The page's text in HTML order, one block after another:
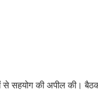
की अपील की। बैठक